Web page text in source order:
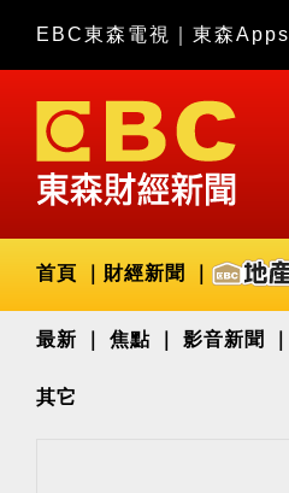
EBC東森電視 東森Apps
首頁 財經新聞
最新 焦點 影音新聞
其它